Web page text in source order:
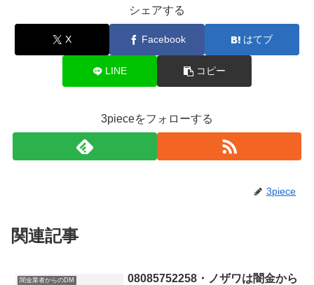
シェアする
X Facebook はてブ
LINE コピー
3pieceをフォローする
3piece
関連記事
闇金業者からのDM
08085752258・ノザワは闇金から